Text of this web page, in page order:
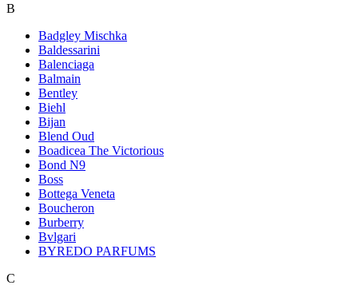
B
Badgley Mischka
Baldessarini
Balenciaga
Balmain
Bentley
Biehl
Bijan
Blend Oud
Boadicea The Victorious
Bond N9
Boss
Bottega Veneta
Boucheron
Burberry
Bvlgari
BYREDO PARFUMS
C